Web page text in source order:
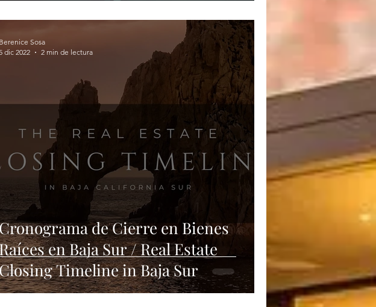
de Cierre en Bienes
en Baja Sur / Real Estate
Timeline in Baja Sur
Berenice Sosa
dic 2022
2 min de lectura